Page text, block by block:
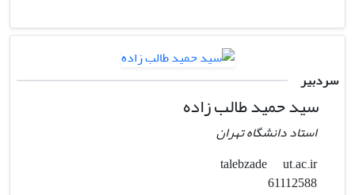
سردبیر
سید حمید طالب زاده
استاد دانشگاه تهران
talebzade
ut.ac.ir